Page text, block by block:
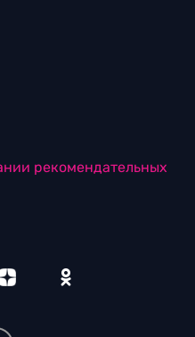
рекомендательных